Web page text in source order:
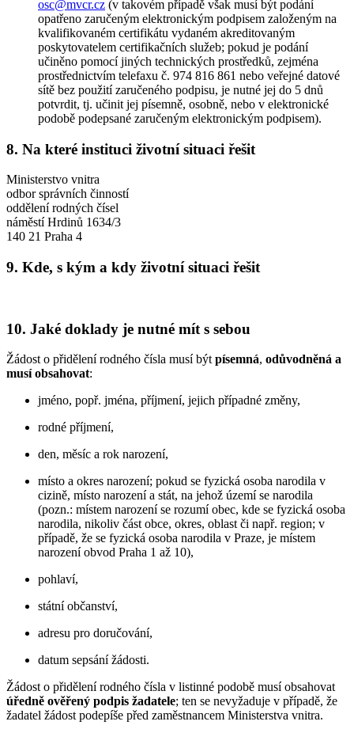
osc@mvcr.cz (v takovém případě však musí být podání
opatřeno zaručeným elektronickým podpisem založeným na
kvalifikovaném certifikátu vydaném akreditovaným
poskytovatelem certifikačních služeb; pokud je podání
učiněno pomocí jiných technických prostředků, zejména
prostřednictvím telefaxu č. 974 816 861 nebo veřejné datové
sítě bez použití zaručeného podpisu, je nutné jej do 5 dnů
potvrdit, tj. učinit jej písemně, osobně, nebo v elektronické
podobě podepsané zaručeným elektronickým podpisem).
8. Na které instituci životní situaci řešit
Ministerstvo vnitra
odbor správních činností
oddělení rodných čísel
náměstí Hrdinů 1634/3
140 21 Praha 4
9. Kde, s kým a kdy životní situaci řešit
10. Jaké doklady je nutné mít s sebou
Žádost o přidělení rodného čísla musí být písemná, odůvodněná a
musí obsahovat:
jméno, popř. jména, příjmení, jejich případné změny,
rodné příjmení,
den, měsíc a rok narození,
místo a okres narození; pokud se fyzická osoba narodila v
cizině, místo narození a stát, na jehož území se narodila
(pozn.: místem narození se rozumí obec, kde se fyzická osoba
narodila, nikoliv část obce, okres, oblast či např. region; v
případě, že se fyzická osoba narodila v Praze, je místem
narození obvod Praha 1 až 10),
pohlaví,
státní občanství,
adresu pro doručování,
datum sepsání žádosti.
Žádost o přidělení rodného čísla v listinné podobě musí obsahovat
úředně ověřený podpis žadatele; ten se nevyžaduje v případě, že
žadatel žádost podepíše před zaměstnancem Ministerstva vnitra.